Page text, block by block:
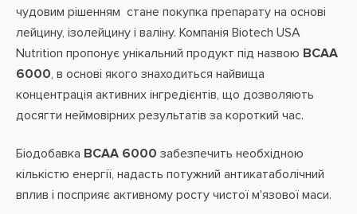
чудовим рішенням стане покупка препарату на основі
лейцину, ізолейцину і валіну. Компанія Biotech USA
Nutrition пропонує унікальний продукт під назвою BCAA
6000, в основі якого знаходиться найвища
концентрація активних інгредієнтів, що дозволяють
досягти неймовірних результатів за короткий час.
Біодобавка BCAA 6000 забезпечить необхідною
кількістю енергії, надасть потужний антикатаболічний
вплив і посприяє активному росту чистої м'язової маси.